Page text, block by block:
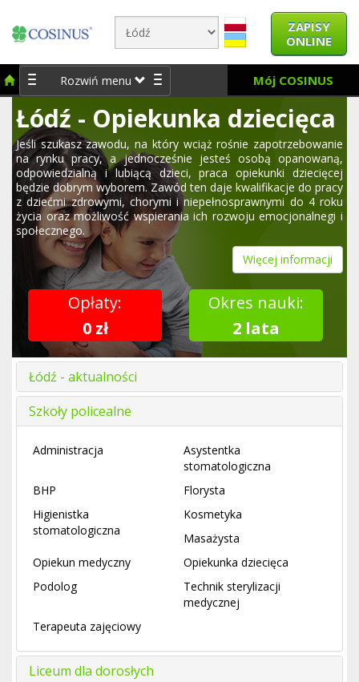
ZAPISY
ONLINE
Rozwiń menu Mój COSINUS
Łódź - Opiekunka dziecięca
Jeśli szukasz zawodu, na który wciąż rośnie zapotrzebowanie
na rynku pracy, a jednocześnie jesteś osobą opanowaną,
odpowiedzialną i lubiącą dzieci, praca opiekunki dziecięcej
będzie dobrym wyborem. Zawód ten daje kwalifikacje do pracy
z dziećmi zdrowymi, chorymi i niepełnosprawnymi do 4 roku
życia oraz możliwość wspierania ich rozwoju emocjonalnegi i
społecznego.
Więcej informacji
Opłaty:
0 zł
Okres nauki:
2 lata
Łódź - aktualności
Szkoły policealne
Administracja
Asystentka
stomatologiczna
BHP
Florysta
Higienistka
stomatologiczna
Kosmetyka
Masażysta
Opiekun medyczny
Opiekunka dziecięca
Podolog
Technik sterylizacji
medycznej
Terapeuta zajęciowy
Liceum dla dorosłych